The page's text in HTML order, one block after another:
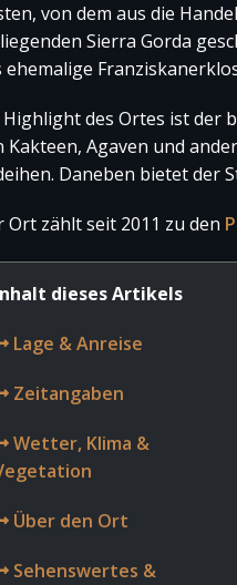
von dem aus die
Sierra Gorda
ehemalige
Highlight des Ortes ist der
Kakteen, Agaven und
Daneben bietet der
Ort zählt seit 2011 zu den
dieses Artikels
Lage & Anreise
Zeitangaben
Wetter, Klima &
Über den Ort
Sehenswertes &